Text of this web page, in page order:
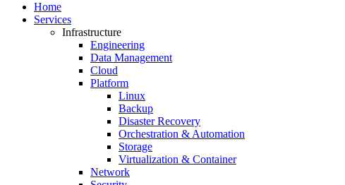
Home
Services
Infrastructure
Engineering
Data Management
Cloud
Platform
Linux
Backup
Disaster Recovery
Orchestration & Automation
Storage
Virtualization & Container
Network